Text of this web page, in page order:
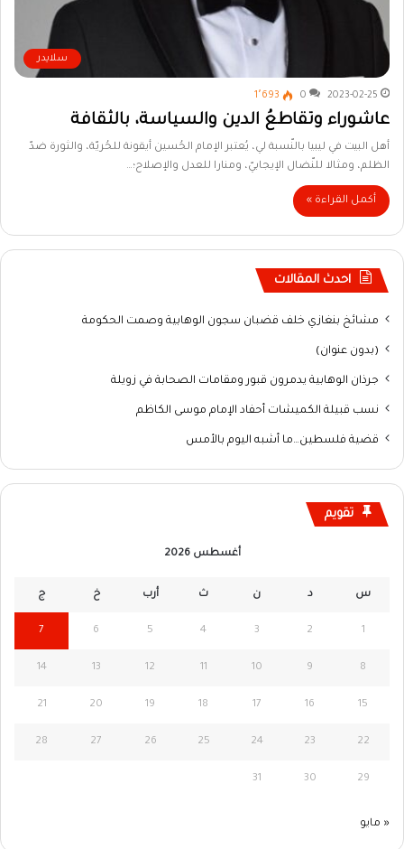
سلايدر
2023-02-25
0 1٬693
عاشوراء وتقاطعُ الدين والسياسة، بالثقافة
أهل البيت في ليبيا بالنّسبة لي، يُعتبر الإمام الحُسين أيقونة للحُريّة، والثورة ضدّ
الظلم، ومثالا للنّضال الإيجابيّ، ومنارا للعدل والإصلاح؛…
أكمل القراءة »
احدث المقالات
مشائخ بنغازي خلف قضبان سجون الوهابية وصمت الحكومة
(بدون عنوان)
جرذان الوهابية يدمرون قبور ومقامات الصحابة في زويلة
نسب قبيلة الكميشات أحفاد الإمام موسى الكاظم
قضية فلسطين…ما أشبه اليوم بالأمس
تقويم
أغسطس 2026
س د ن ث أرب خ ج
1
2
3
4
5
6
7
8
9
10
11
12
13
14
15
16
17
18
19
20
21
22
23
24
25
26
27
28
29
30
31
« مايو